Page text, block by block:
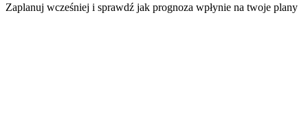
Zaplanuj wcześniej i sprawdź jak prognoza wpłynie na twoje plany